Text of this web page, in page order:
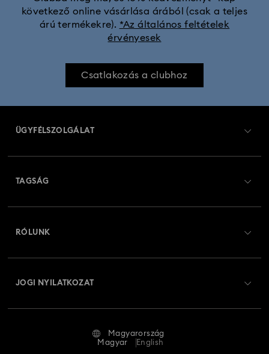
következő online vásárlása árából (csak a teljes
árú termékekre). *Az általános feltételek
érvényesek
Csatlakozás a clubhoz
ÜGYFÉLSZOLGÁLAT
Visszaküldés és csere
Javítás állapota
TAGSÁG
RÓLUNK
JOGI NYILATKOZAT
Magyarország
Magyar
English